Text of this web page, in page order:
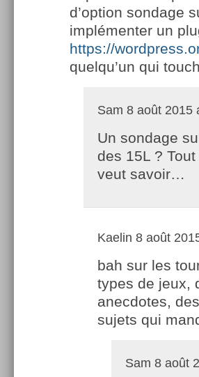
d’option sondage
implémenter un
https://
quelqu’un qui
Sam 8 août 2015
Un sondage
des 15L ?
veut savoir…
Kaelin 8 août
bah sur les
types de jeux,
anecdotes,
sujets qui
Sam 8 août